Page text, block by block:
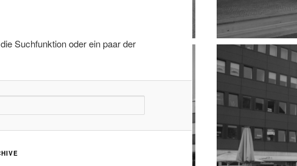
Suchfunktion oder ein paar der